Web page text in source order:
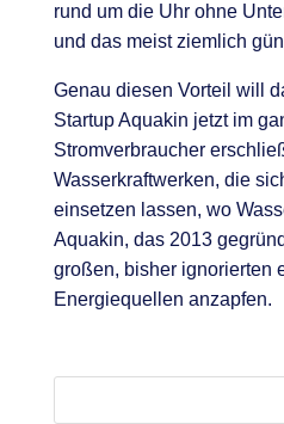
rund um die Uhr ohne
und das meist ziemlich
Genau diesen Vorteil will
Startup Aquakin jetzt im
Stromverbraucher
Wasserkraftwerken, die
einsetzen lassen, wo
Aquakin, das 2013
großen, bisher ignorierten
Energiequellen anzapfen.